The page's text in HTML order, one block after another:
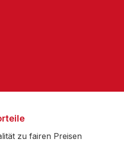
zu fairen Preisen